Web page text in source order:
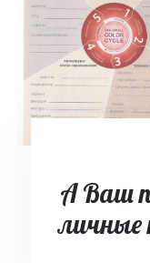
А Ваш
личные